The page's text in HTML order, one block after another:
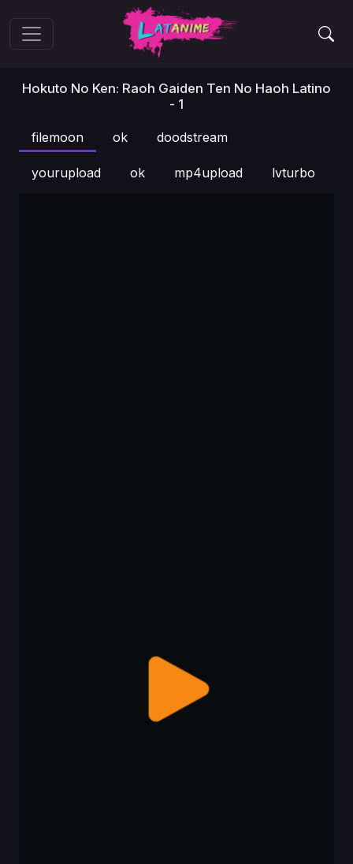
Hokuto No Ken: Raoh Gaiden Ten No Haoh Latino
- 1
filemoon ok doodstream
yourupload ok mp4upload lvturbo